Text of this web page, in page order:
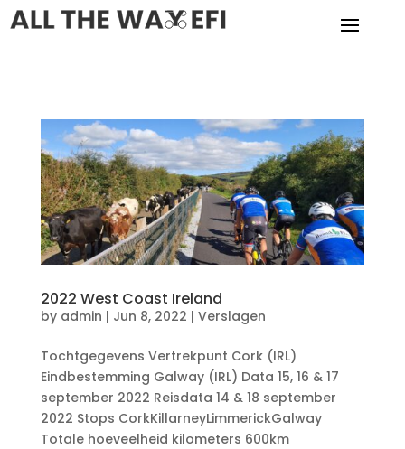
2022 West Coast Ireland
by admin | Jun 8, 2022 | Verslagen
Tochtgegevens Vertrekpunt Cork (IRL)
Eindbestemming Galway (IRL) Data 15, 16 & 17
september 2022 Reisdata 14 & 18 september
2022 Stops CorkKillarneyLimmerickGalway
Totale hoeveelheid kilometers 600km